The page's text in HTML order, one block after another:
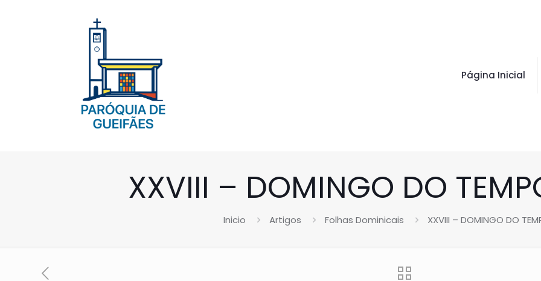
Página Inicial
XXVIII – DOMINGO DO
Inicio Artigos Folhas Dominicais XXVIII – DOMINGO DO